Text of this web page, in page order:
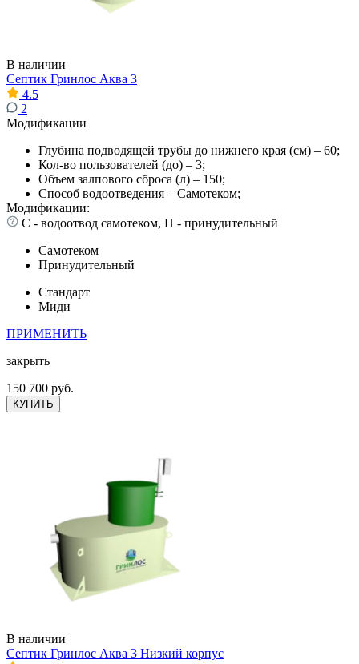
В наличии
Септик Гринлос Аква 3
4.5
2
Модификации
Глубина подводящей трубы до нижнего края (см) – 60;
Кол-во пользователей (до) – 3;
Объем залпового сброса (л) – 150;
Способ водоотведения – Самотеком;
Модификации:
С - водоотвод самотеком, П - принудительный
Самотеком
Принудительный
Стандарт
Миди
ПРИМЕНИТЬ
закрыть
150 700 руб.
КУПИТЬ
В наличии
Септик Гринлос Аква 3 Низкий корпус